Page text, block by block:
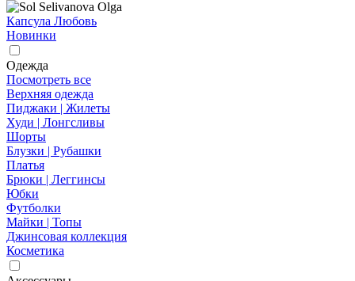
Капсула Любовь
Новинки
Одежда
Посмотреть все
Верхняя одежда
Пиджаки | Жилеты
Худи | Лонгсливы
Шорты
Блузки | Рубашки
Платья
Брюки | Леггинсы
Юбки
Футболки
Майки | Топы
Джинсовая коллекция
Косметика